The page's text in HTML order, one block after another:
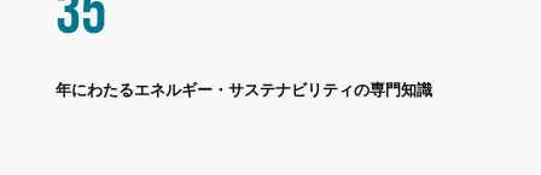
年にわたるエネルギー・サステナビリティの専門知識